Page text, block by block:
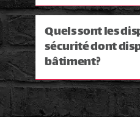
Quels sont les
sécurité dont
bâtiment?